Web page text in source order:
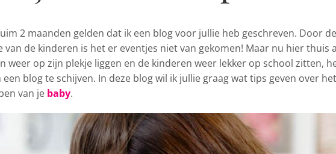
2 maanden gelden dat ik een blogvoor jullie heb geschreven. Door de
van de kinderen is het er eventjes niet van gekomen! Maar nu hier thuis
weer op zijn plekje liggen en de kinderen weer lekker op school zitten,
blog te schijven. In deze blog wil ik jullie graag wat tips geven over het
van je baby.